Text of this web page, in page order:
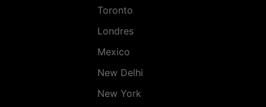
Toronto
Londres
Mexico
New Delhi
New York